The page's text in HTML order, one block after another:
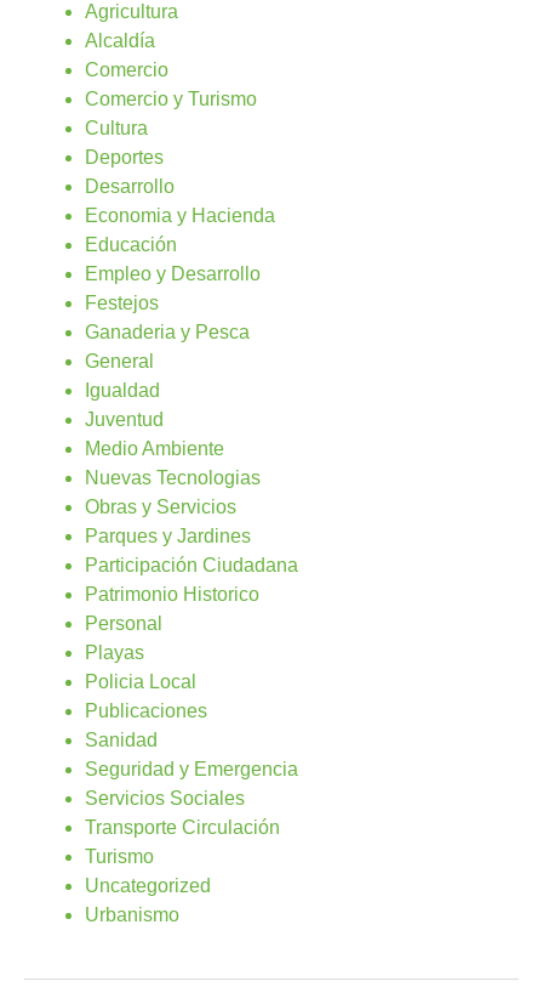
Agricultura
Alcaldía
Comercio
Comercio y Turismo
Cultura
Deportes
Desarrollo
Economia y Hacienda
Educación
Empleo y Desarrollo
Festejos
Ganaderia y Pesca
General
Igualdad
Juventud
Medio Ambiente
Nuevas Tecnologias
Obras y Servicios
Parques y Jardines
Participación Ciudadana
Patrimonio Historico
Personal
Playas
Policia Local
Publicaciones
Sanidad
Seguridad y Emergencia
Servicios Sociales
Transporte Circulación
Turismo
Uncategorized
Urbanismo